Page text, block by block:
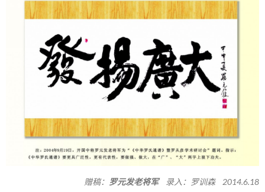
赠稿： 罗元发老将军录入：罗训森 2014.6.18